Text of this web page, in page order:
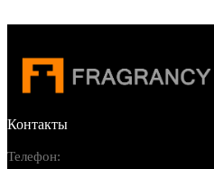
Контакты
Телефон: